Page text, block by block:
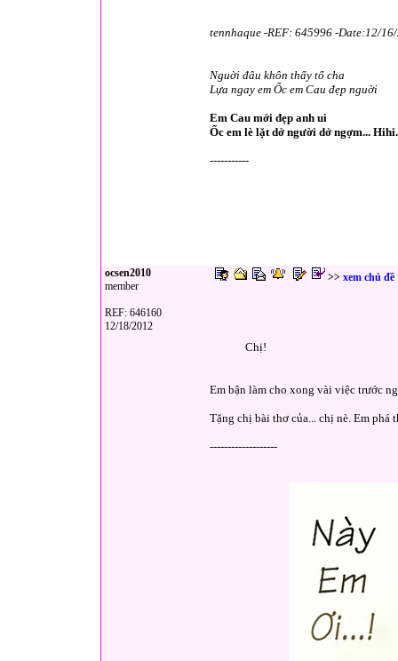
tennhaque -REF: 645996 -Date:12/
Nguời đâu khôn thấy tổ cha
Lựa ngay em Ốc em Cau đẹp nguời
Em Cau mới đẹp anh ui
Ốc em lè lặt dở người dở ngợm... Hihi.
-----------
ocsen2010
member
REF: 646160
12/18/2012
>> xem chủ đề
Chị!
Em bận làm cho xong vài việc trước
Tặng chị bài thơ của... chị nè. Em
-------------------